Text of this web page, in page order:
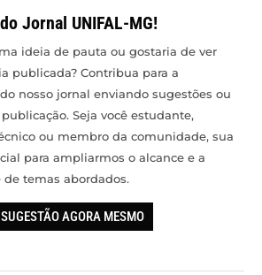
Jornal UNIFAL-MG!
ideia de pauta ou gostaria de ver
publicada? Contribua para a
nosso jornal enviando sugestões ou
Seja você estudante,
ou membro da comunidade, sua
para ampliarmos o alcance e a
temas abordados.
AGORA MESMO